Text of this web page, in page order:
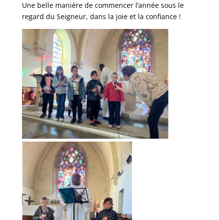
Une belle manière de commencer l’année sous le
regard du Seigneur, dans la joie et la confiance !